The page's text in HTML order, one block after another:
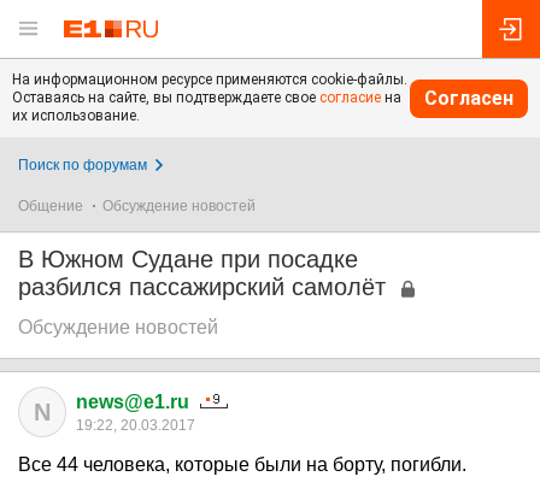
На информационном ресурсе применяются cookie-файлы.
Оставаясь на сайте, вы подтверждаете свое согласие на
их использование.
Согласен
Поиск по форумам
Общение Обсуждение новостей
В Южном Судане при посадке
разбился пассажирский самолёт
Обсуждение новостей
N news@e1.ru
19:22, 20.03.2017
Все 44 человека, которые были на борту, погибли.